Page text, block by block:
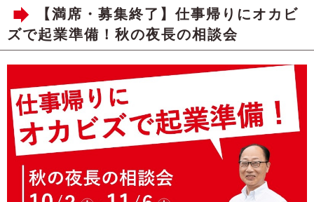
【満席・募集終了】仕事帰りにオカビ
ズで起業準備！秋の夜長の相談会